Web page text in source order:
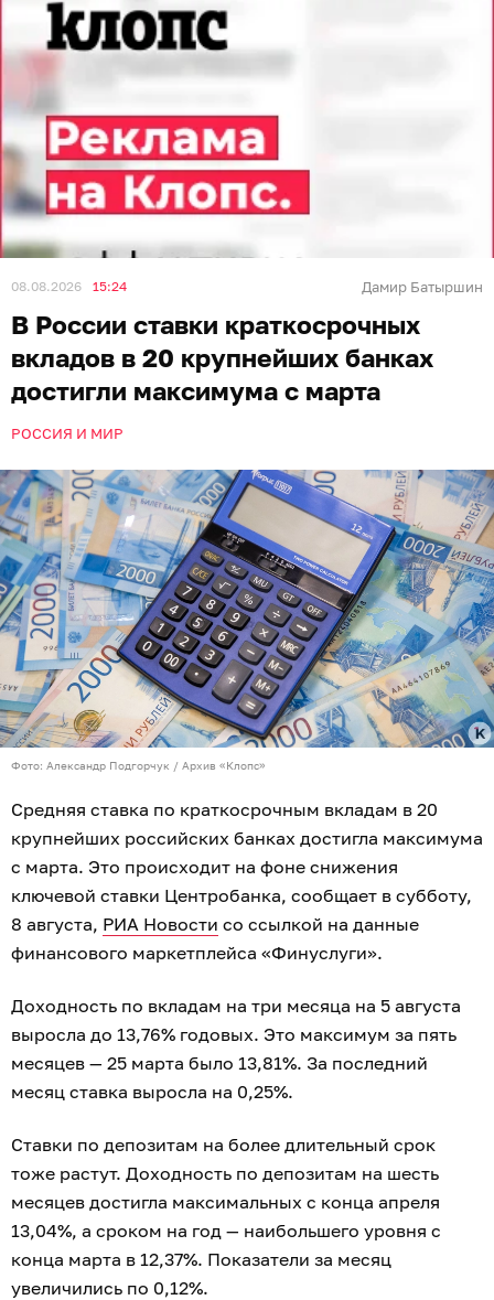
08.08.2026 15:24 Дамир Батыршин
В России ставки краткосрочных
вкладов в 20 крупнейших банках
достигли максимума с марта
РОССИЯ И МИР
Фото: Александр Подгорчук / Архив «Клопс»
Средняя ставка по краткосрочным вкладам в 20
крупнейших российских банках достигла максимума
с марта. Это происходит на фоне снижения
ключевой ставки Центробанка, сообщает в субботу,
8 августа, РИА Новости со ссылкой на данные
финансового маркетплейса «Финуслуги».
Доходность по вкладам на три месяца на 5 августа
выросла до 13,76% годовых. Это максимум за пять
месяцев — 25 марта было 13,81%. За последний
месяц ставка выросла на 0,25%.
Ставки по депозитам на более длительный срок
тоже растут. Доходность по депозитам на шесть
месяцев достигла максимальных с конца апреля
13,04%, а сроком на год — наибольшего уровня с
конца марта в 12,37%. Показатели за месяц
увеличились по 0,12%.